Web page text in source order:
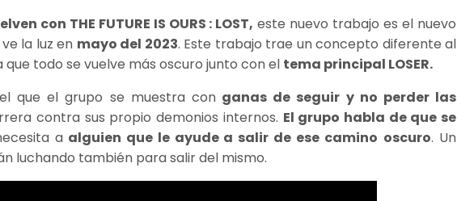
con THE FUTURE IS OURS : LOST, este nuevo trabajo es el nuevo
la luz en mayo del 2023. Este trabajo trae un concepto diferente al
todo se vuelve más oscuro junto con el tema principal LOSER.
que el grupo se muestra conganas de seguir y no perder las
contra sus propio demonios internos. El grupo habla de que se
aalguien que le ayude a salir de ese camino oscuro. Un
luchando también para salir del mismo.